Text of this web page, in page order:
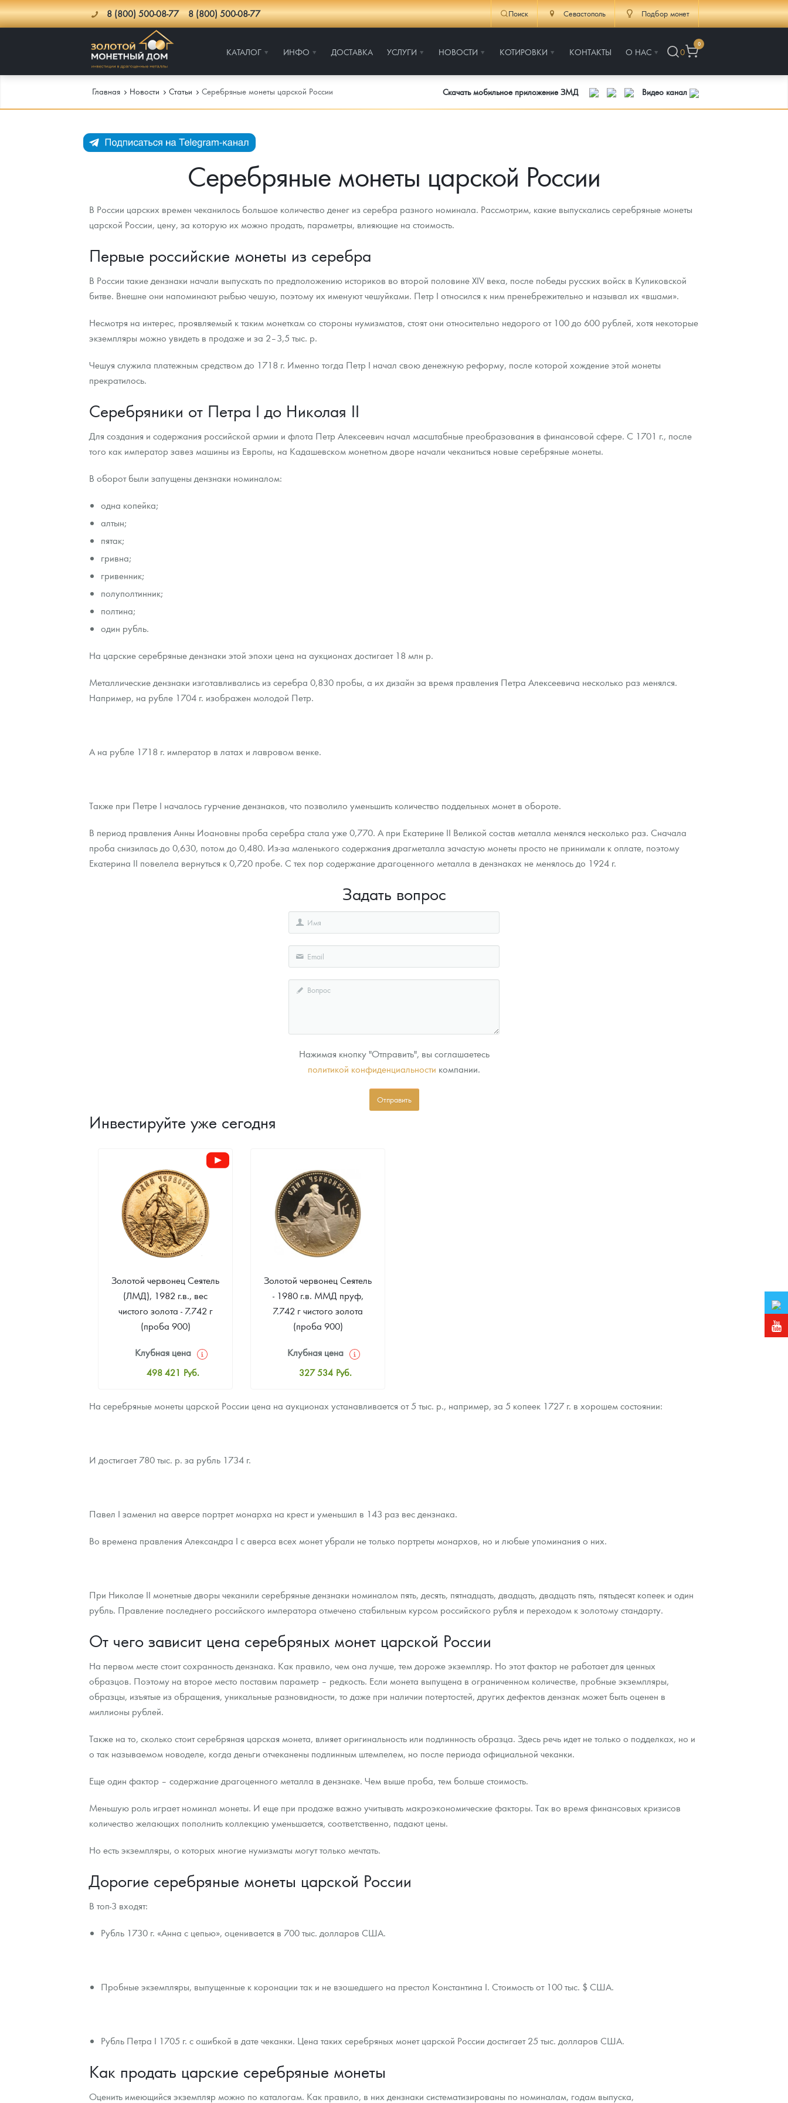
8 (800) 500-08-77 8 (800) 500-08-77 Поиск Севастополь Подбор монет
КАТАЛОГ ИНФО ДОСТАВКА УСЛУГИ НОВОСТИ КОТИРОВКИ КОНТАКТЫ О НАС 0
0
Каталог
Монеты Россия и СССР
Памятные и старинные монеты
Монеты Царской России
Монеты стран мира после 1950г
Георгий Победоносец
Золотой червонец Сеятель
Аксессуары
Гарри Поттер
Флот: ледоколы и корабли
Жетоны "Необыкновенные обитатели глубин"
Золотая карманная галерея
Наборы подарочных и коллекционных монет
Книги по нумизматике
Подлинность монет
Гарантии
Памятка для работы с монетами из драгметаллов
Условия возврата
Политика конфиденциальности
Политика использования Cookies
Услуги
Информация
Распродажа монет и жетонов
Аналитика и события
Итоги 2025 года. Прогноз курсов золота, серебра, платины на 2026 год
Котировки
Курс золота и серебра
Скупка слитков
Наши преимущества
Письмо директору
Главная Новости Cтатьи Серебряные монеты царской России Скачать мобильное приложение ЗМД Видео канал
Серебряные монеты царской России
В России царских времен чеканилось большое количество денег из серебра разного номинала. Рассмотрим, какие выпускались серебряные монеты
царской России, цену, за которую их можно продать, параметры, влияющие на стоимость.
Первые российские монеты из серебра
В России такие дензнаки начали выпускать по предположению историков во второй половине XIV века, после победы русских войск в Куликовской
битве. Внешне они напоминают рыбью чешую, поэтому их именуют чешуйками. Петр I относился к ним пренебрежительно и называл их «вшами».
Несмотря на интерес, проявляемый к таким монеткам со стороны нумизматов, стоят они относительно недорого от 100 до 600 рублей, хотя некоторые
экземпляры можно увидеть в продаже и за 2–3,5 тыс. р.
Чешуя служила платежным средством до 1718 г. Именно тогда Петр I начал свою денежную реформу, после которой хождение этой монеты
прекратилось.
Серебряники от Петра I до Николая II
Для создания и содержания российской армии и флота Петр Алексеевич начал масштабные преобразования в финансовой сфере. С 1701 г., после
того как император завез машины из Европы, на Кадашевском монетном дворе начали чеканиться новые серебряные монеты.
В оборот были запущены дензнаки номиналом:
одна копейка;
алтын;
пятак;
гривна;
гривенник;
полуполтинник;
полтина;
один рубль.
На царские серебряные дензнаки этой эпохи цена на аукционах достигает 18 млн р.
Металлические дензнаки изготавливались из серебра 0,830 пробы, а их дизайн за время правления Петра Алексеевича несколько раз менялся.
Например, на рубле 1704 г. изображен молодой Петр.
А на рубле 1718 г. император в латах и лавровом венке.
Также при Петре I началось гурчение дензнаков, что позволило уменьшить количество поддельных монет в обороте.
В период правления Анны Иоановны проба серебра стала уже 0,770. А при Екатерине II Великой состав металла менялся несколько раз. Сначала
проба снизилась до 0,630, потом до 0,480. Из-за маленького содержания драгметалла зачастую монеты просто не принимали к оплате, поэтому
Екатерина II повелела вернуться к 0,720 пробе. С тех пор содержание драгоценного металла в дензнаках не менялось до 1924 г.
Задать вопрос
Нажимая кнопку "Отправить", вы соглашаетесь
политикой конфиденциальности компании.
Отправить
Инвестируйте уже сегодня
Золотой червонец Сеятель
(ЛМД), 1982 г.в., вес
чистого золота - 7.742 г
(проба 900)
Клубная цена
498 421 Руб.
499 311 Руб.
Золотой червонец Сеятель
- 1980 г.в. ММД пруф,
7.742 г чистого золота
(проба 900)
Клубная цена
327 534 Руб.
328 424 Руб.
На серебряные монеты царской России цена на аукционах устанавливается от 5 тыс. р., например, за 5 копеек 1727 г. в хорошем состоянии:
И достигает 780 тыс. р. за рубль 1734 г.
Павел I заменил на аверсе портрет монарха на крест и уменьшил в 143 раз вес дензнака.
Во времена правления Александра I с аверса всех монет убрали не только портреты монархов, но и любые упоминания о них.
При Николае II монетные дворы чеканили серебряные дензнаки номиналом пять, десять, пятнадцать, двадцать, двадцать пять, пятьдесят копеек и один
рубль. Правление последнего российского императора отмечено стабильным курсом российского рубля и переходом к золотому стандарту.
От чего зависит цена серебряных монет царской России
На первом месте стоит сохранность дензнака. Как правило, чем она лучше, тем дороже экземпляр. Но этот фактор не работает для ценных
образцов. Поэтому на второе место поставим параметр – редкость. Если монета выпущена в ограниченном количестве, пробные экземпляры,
образцы, изъятые из обращения, уникальные разновидности, то даже при наличии потертостей, других дефектов дензнак может быть оценен в
миллионы рублей.
Также на то, сколько стоит серебряная царская монета, влияет оригинальность или подлинность образца. Здесь речь идет не только о подделках, но и
о так называемом новоделе, когда деньги отчеканены подлинным штемпелем, но после периода официальной чеканки.
Еще один фактор – содержание драгоценного металла в дензнаке. Чем выше проба, тем больше стоимость.
Меньшую роль играет номинал монеты. И еще при продаже важно учитывать макроэкономические факторы. Так во время финансовых кризисов
количество желающих пополнить коллекцию уменьшается, соответственно, падают цены.
Но есть экземпляры, о которых многие нумизматы могут только мечтать.
Дорогие серебряные монеты царской России
В топ-3 входят:
Рубль 1730 г. «Анна с цепью», оценивается в 700 тыс. долларов США.
Пробные экземпляры, выпущенные к коронации так и не взошедшего на престол Константина I. Стоимость от 100 тыс. $ США.
Рубль Петра I 1705 г. с ошибкой в дате чеканки. Цена таких серебряных монет царской России достигает 25 тыс. долларов США.
Как продать царские серебряные монеты
Оценить имеющийся экземпляр можно по каталогам. Как правило, в них дензнаки систематизированы по номиналам, годам выпуска,